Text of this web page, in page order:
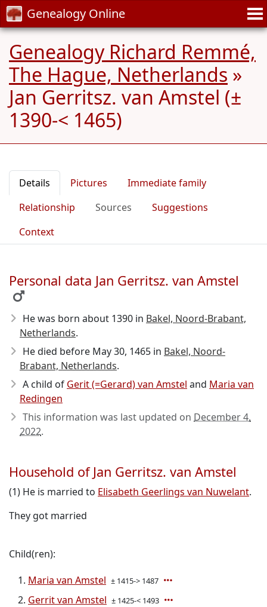
Genealogy Online
Genealogy Richard Remmé,
The Hague, Netherlands »
Jan Gerritsz. van Amstel (±
1390-< 1465)
Details Pictures
Immediate family
Relationship
Sources
Suggestions
Context
Personal data Jan Gerritsz. van Amstel
He was born about 1390 in Bakel, Noord-Brabant,
Netherlands.
He died before May 30, 1465 in Bakel, Noord-
Brabant, Netherlands.
A child of Gerit (=Gerard) van Amstel and Maria van
Redingen
This information was last updated on December 4,
2022.
Household of Jan Gerritsz. van Amstel
(1) He is married to Elisabeth Geerlings van Nuwelant.
They got married
Child(ren):
Maria van Amstel ± 1415-> 1487
Gerrit van Amstel ± 1425-< 1493